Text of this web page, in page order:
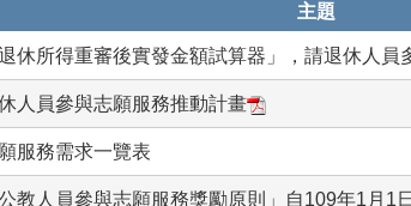
主題
休所得重審後實發金額試算器」，請退休人員
人員參與志願服務推動計畫
服務需求一覽表
教人員參與志願服務獎勵原則」自109年1月1